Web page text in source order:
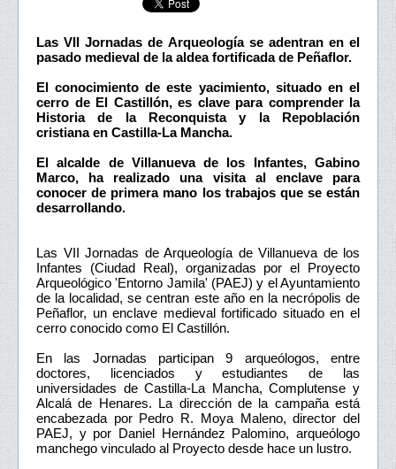
Las VII Jornadas de Arqueología se adentran en el
pasado medieval de la aldea fortificada de Peñaflor.
El conocimiento de este yacimiento, situado en el
cerro de El Castillón, es clave para comprender la
Historia de la Reconquista y la Repoblación
cristiana en Castilla-La Mancha.
El alcalde de Villanueva de los Infantes, Gabino
Marco, ha realizado una visita al enclave para
conocer de primera mano los trabajos que se están
desarrollando.
Las VII Jornadas de Arqueología de Villanueva de los
Infantes (Ciudad Real), organizadas por el Proyecto
Arqueológico 'Entorno Jamila' (PAEJ) y el Ayuntamiento
de la localidad, se centran este año en la necrópolis de
Peñaflor, un enclave medieval fortificado situado en el
cerro conocido como El Castillón.
En las Jornadas participan 9 arqueólogos, entre
doctores, licenciados y estudiantes de las
universidades de Castilla-La Mancha, Complutense y
Alcalá de Henares. La dirección de la campaña está
encabezada por Pedro R. Moya Maleno, director del
PAEJ, y por Daniel Hernández Palomino, arqueólogo
manchego vinculado al Proyecto desde hace un lustro.